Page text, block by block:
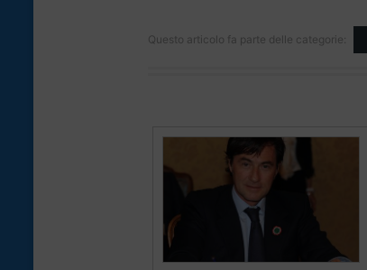
Questo articolo fa parte delle categorie: